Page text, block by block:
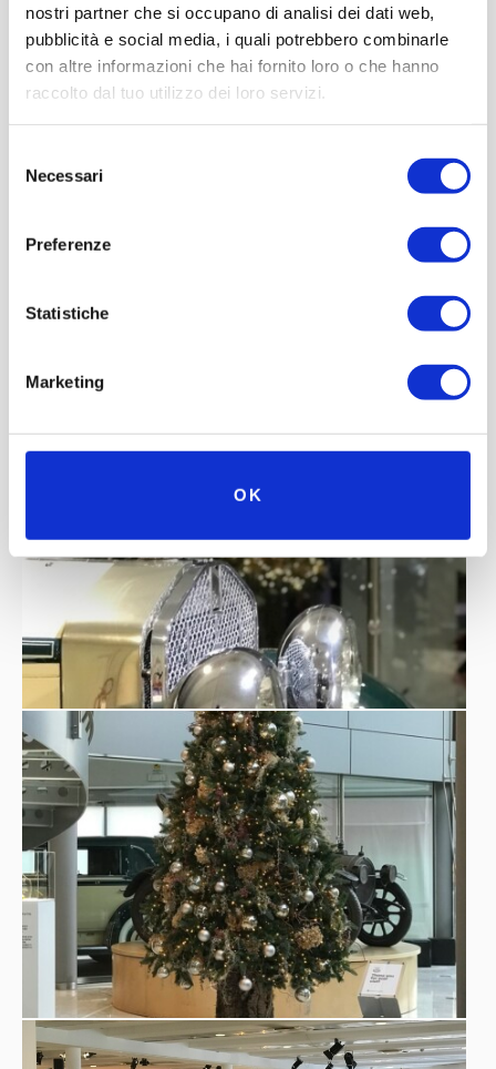
nostri partner che si occupano di analisi dei dati web,
pubblicità e social media, i quali potrebbero combinarle
con altre informazioni che hai fornito loro o che hanno
raccolto dal tuo utilizzo dei loro servizi.
delNecessari
Preferenze
Statistiche
Marketing
OK